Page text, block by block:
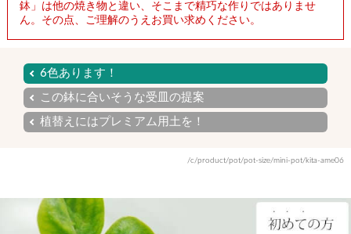
鉢」は他の焼き物と違い、そこまで精巧な作りではありませ
ん。その点、ご理解のうえお買い求めください。
6色あります！
この鉢に合いそうな受皿の提案
植替えにはプレミアム用土を！
/c/product/pot/pot-size/mini-pot/kita-ame06